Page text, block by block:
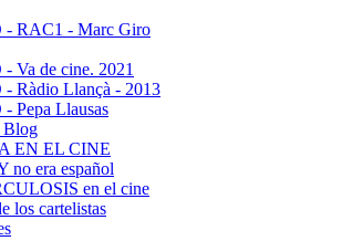
RAC1 - Marc Giro
Va de cine. 2021
Ràdio Llançà - 2013
Pepa Llausas
Blog
EN EL CINE
no era español
en el cine
los cartelistas